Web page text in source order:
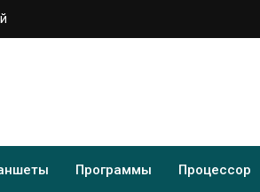
Программы Процессор